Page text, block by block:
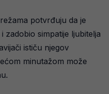
potvrđuju da je
zadobio simpatije ljubitelja
ističu njegov
minutažom može